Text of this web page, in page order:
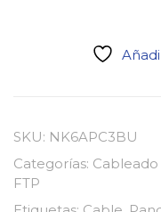
SKU: NK6APC3BU
Categorías:
FTP